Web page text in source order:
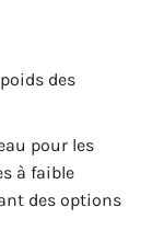
des
pour les
à faible
des options